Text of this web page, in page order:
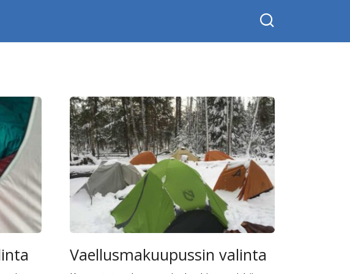
Vaellusmakuupussin valinta